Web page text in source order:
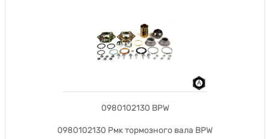
0980102130 BPW
0980102130 Рмк тормозного вала BPW